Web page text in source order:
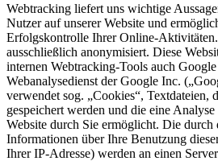
Webtracking liefert uns wichtige
Nutzer auf unserer Website und
Erfolgskontrolle Ihrer Online-
ausschließlich anonymisiert. Diese
internen Webtracking-Tools auch
Webanalysedienst der Google Inc.
verwendet sog. „Cookies“, Textdateien,
gespeichert werden und die eine
Website durch Sie ermöglicht. Die durch
Informationen über Ihre Benutzung
Ihrer IP-Adresse) werden an einen